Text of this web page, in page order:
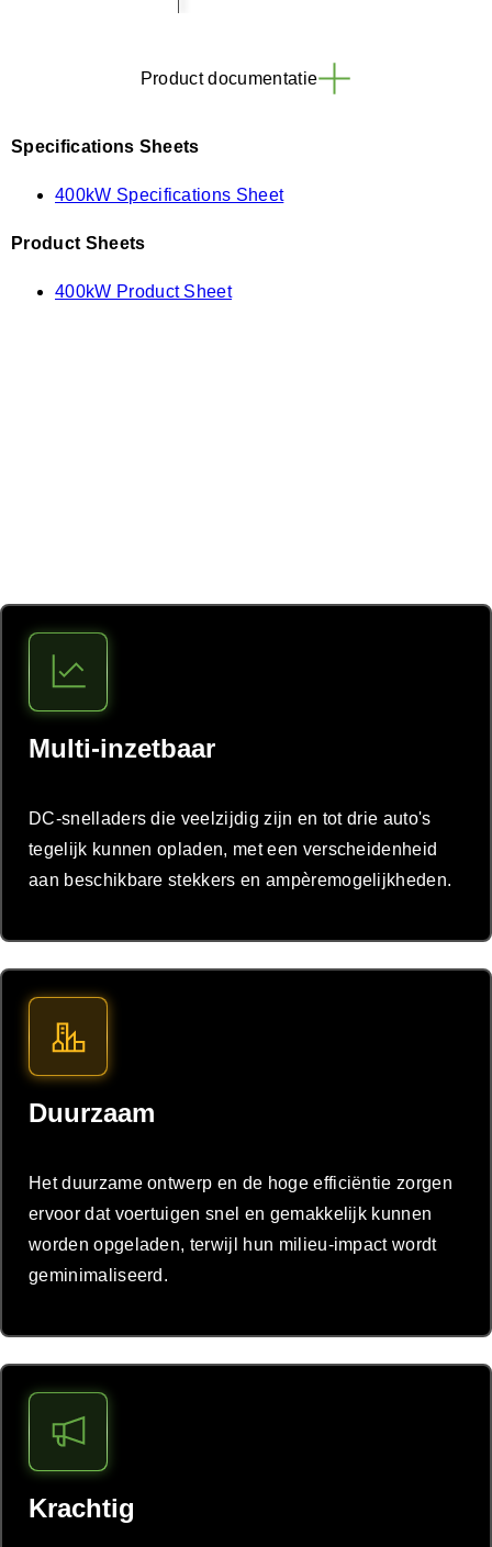
Product documentatie
Specifications Sheets
400kW Specifications Sheet
Product Sheets
400kW Product Sheet
Multi-inzetbaar
DC-snelladers die veelzijdig zijn en tot drie auto's
tegelijk kunnen opladen, met een verscheidenheid
aan beschikbare stekkers en ampèremogelijkheden.
Duurzaam
Het duurzame ontwerp en de hoge efficiëntie zorgen
ervoor dat voertuigen snel en gemakkelijk kunnen
worden opgeladen, terwijl hun milieu-impact wordt
geminimaliseerd.
Krachtig